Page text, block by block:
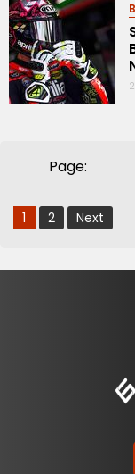
Page:
1 2 Next